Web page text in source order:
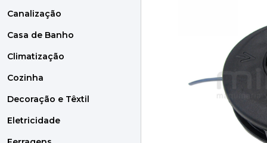
CLIMATIZAÇÃO
COZINHA
ELETRICIDADE
FERRAGENS
ILUMINAÇÃO
JARDIM
Canalização
Casa de Banho
Climatização
Cozinha
Decoração e Têxtil
Eletricidade